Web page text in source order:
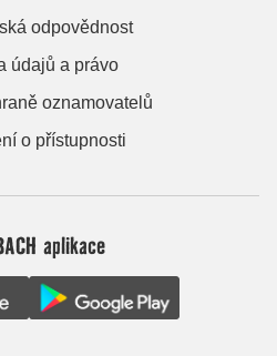
odpovědnost
údajů a právo
oznamovatelů
o přístupnosti
aplikace